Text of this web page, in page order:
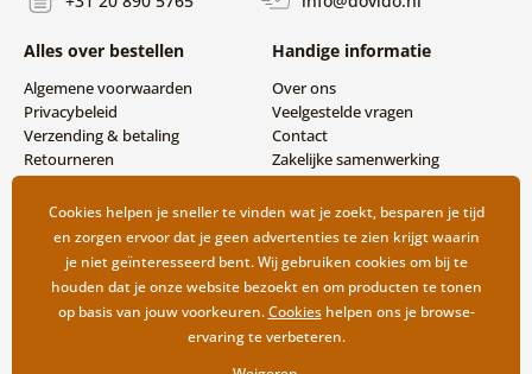
Alles over bestellen
Algemene voorwaarden
Privacybeleid
Verzending & betaling
Retourneren
Handige informatie
Over ons
Veelgestelde vragen
Contact
Zakelijke samenwerking
Cookies helpen je sneller te vinden wat je zoekt, besparen je tijd
en zorgen ervoor dat je geen advertenties te zien krijgt waarin
je niet geïnteresseerd bent. Wij gebruiken cookies om bij te
houden dat je onze website bezoekt en om producten te tonen
op basis van jouw voorkeuren.Cookieshelpen ons je browse-
ervaring te verbeteren.